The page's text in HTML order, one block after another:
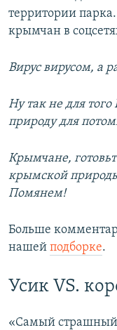
территории
крымчан в
Вирус вирусом, а
Ну так не для
природу для
Крымчане,
крымской
Помянем!
Больше
нашей подборке.
Усик VS.
«Самый страшный